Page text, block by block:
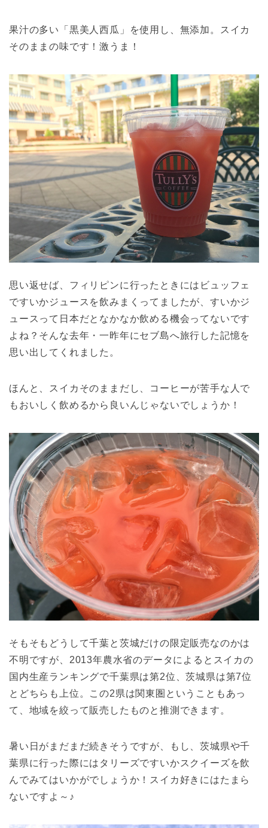
果汁の多い「黒美人西瓜」を使用し、無添加。スイカ
そのままの味です！激うま！
思い返せば、フィリピンに行ったときにはビュッフェ
ですいかジュースを飲みまくってましたが、すいかジ
ュースって日本だとなかなか飲める機会ってないです
よね？そんな去年・一昨年にセブ島へ旅行した記憶を
思い出してくれました。
ほんと、スイカそのままだし、コーヒーが苦手な人で
もおいしく飲めるから良いんじゃないでしょうか！
そもそもどうして千葉と茨城だけの限定販売なのかは
不明ですが、2013年農水省のデータによるとスイカの
国内生産ランキングで千葉県は第2位、茨城県は第7位
とどちらも上位。この2県は関東圏ということもあっ
て、地域を絞って販売したものと推測できます。
暑い日がまだまだ続きそうですが、もし、茨城県や千
葉県に行った際にはタリーズですいかスクイーズを飲
んでみてはいかがでしょうか！スイカ好きにはたまら
ないですよ～♪